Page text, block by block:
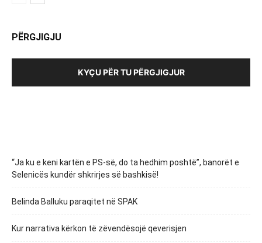
PËRGJIGJU
KYÇU PËR TU PËRGJIGJUR
“Ja ku e keni kartën e PS-së, do ta hedhim poshtë”, banorët e
Selenicës kundër shkrirjes së bashkisë!
Belinda Balluku paraqitet në SPAK
Kur narrativa kërkon të zëvendësojë qeverisjen